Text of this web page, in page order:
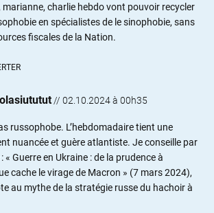
marianne, charlie hebdo vont pouvoir recycler
en spécialistes de le sinophobie, sans
fiscales de la Nation.
// 02.10.2024 à 00h35
russophobe. L’hebdomadaire tient une
nuancée et guère atlantiste. Je conseille par
« Guerre en Ukraine : de la prudence à
cache le virage de Macron » (7 mars 2024),
au mythe de la stratégie russe du hachoir à